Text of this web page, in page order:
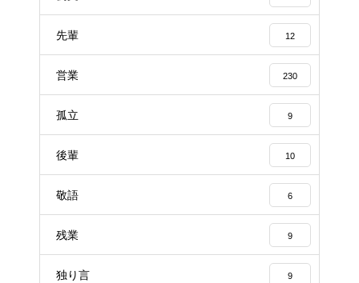
先輩 12
営業 230
孤立 9
後輩 10
敬語 6
残業 9
独り言 9